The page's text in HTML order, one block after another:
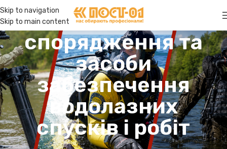
Skip to navigation
Skip to main contentВодолазне
спорядження та
засоби
забезпечення
водолазних
спусків і робіт